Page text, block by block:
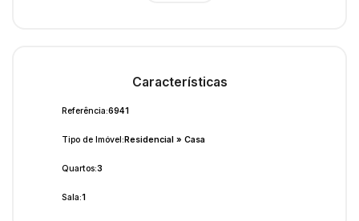
Características
Referência:6941
Tipo de Imóvel:Residencial » Casa
Quartos:3
Sala:1